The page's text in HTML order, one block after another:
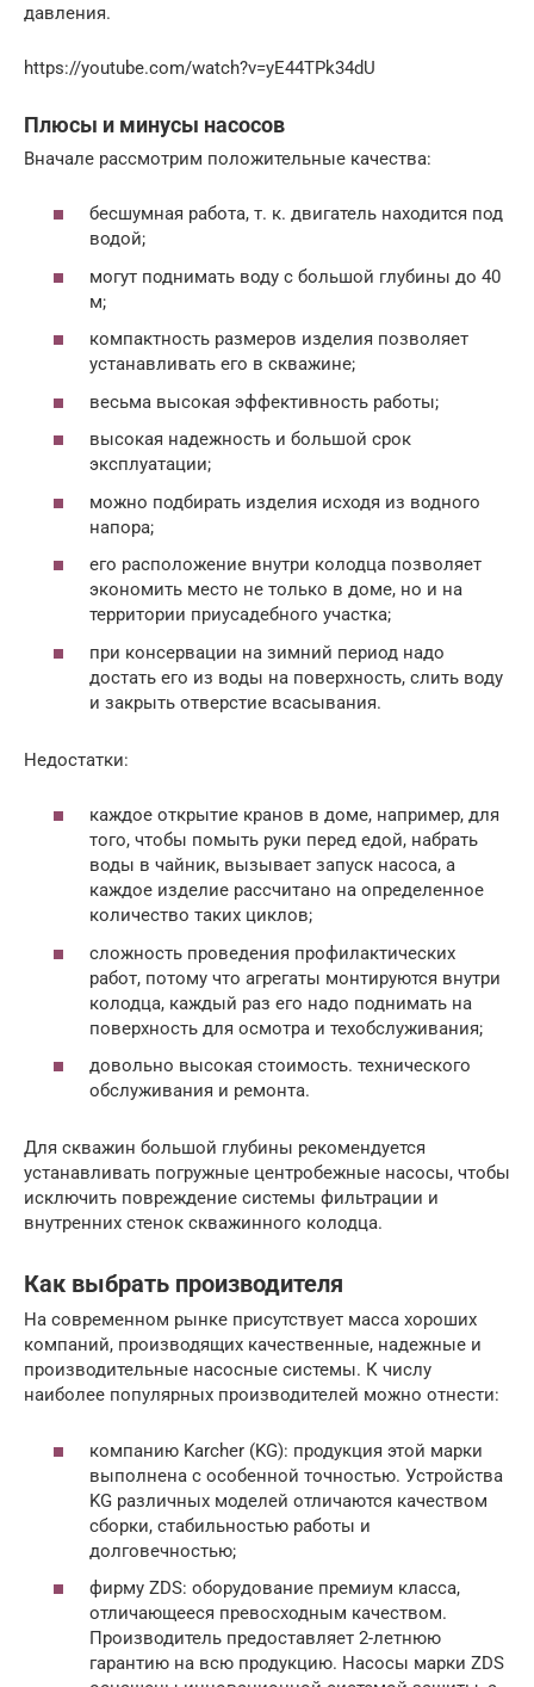
давления.
https://youtube.com/watch?v=yE44TPk34dU
Плюсы и минусы насосов
Вначале рассмотрим положительные качества:
бесшумная работа, т. к. двигатель находится под
водой;
могут поднимать воду с большой глубины до 40
м;
компактность размеров изделия позволяет
устанавливать его в скважине;
весьма высокая эффективность работы;
высокая надежность и большой срок
эксплуатации;
можно подбирать изделия исходя из водного
напора;
его расположение внутри колодца позволяет
экономить место не только в доме, но и на
территории приусадебного участка;
при консервации на зимний период надо
достать его из воды на поверхность, слить воду
и закрыть отверстие всасывания.
Недостатки:
каждое открытие кранов в доме, например, для
того, чтобы помыть руки перед едой, набрать
воды в чайник, вызывает запуск насоса, а
каждое изделие рассчитано на определенное
количество таких циклов;
сложность проведения профилактических
работ, потому что агрегаты монтируются внутри
колодца, каждый раз его надо поднимать на
поверхность для осмотра и техобслуживания;
довольно высокая стоимость. технического
обслуживания и ремонта.
Для скважин большой глубины рекомендуется
устанавливать погружные центробежные насосы, чтобы
исключить повреждение системы фильтрации и
внутренних стенок скважинного колодца.
Как выбрать производителя
На современном рынке присутствует масса хороших
компаний, производящих качественные, надежные и
производительные насосные системы. К числу
наиболее популярных производителей можно отнести:
компанию Karcher (KG): продукция этой марки
выполнена с особенной точностью. Устройства
KG различных моделей отличаются качеством
сборки, стабильностью работы и
долговечностью;
фирму ZDS: оборудование премиум класса,
отличающееся превосходным качеством.
Производитель предоставляет 2-летнюю
гарантию на всю продукцию. Насосы марки ZDS